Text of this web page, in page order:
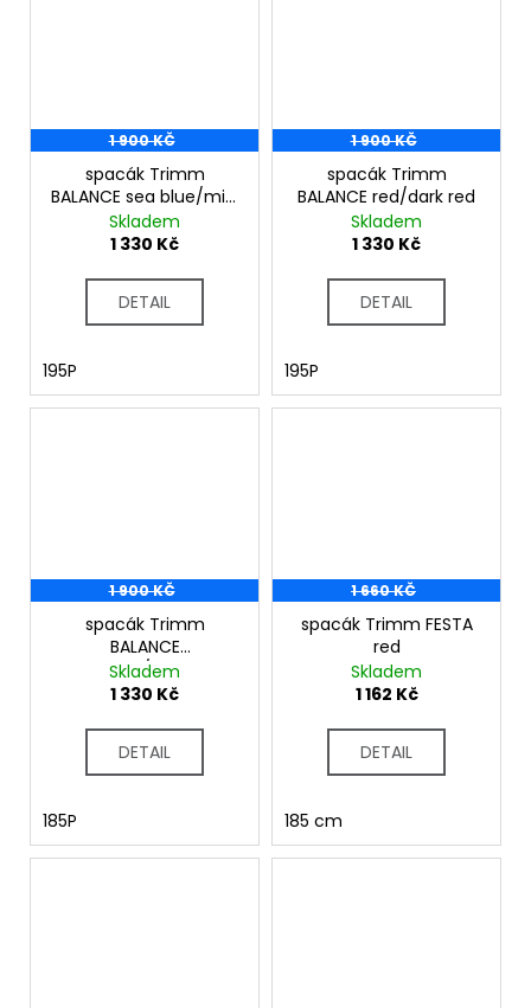
1 900 KČ
spacák Trimm
BALANCE sea blue/mid.
blue
Skladem
1 330 Kč
DETAIL
195P
1 900 KČ
spacák Trimm
BALANCE red/dark red
Skladem
1 330 Kč
DETAIL
195P
1 900 KČ
spacák Trimm
BALANCE
lagoon/lemon
Skladem
1 330 Kč
DETAIL
185P
1 660 KČ
spacák Trimm FESTA
red
Skladem
1 162 Kč
DETAIL
185 cm